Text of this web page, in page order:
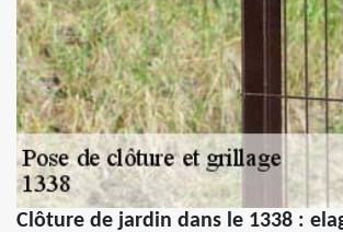
Clôture de jardin dans le 1338 :